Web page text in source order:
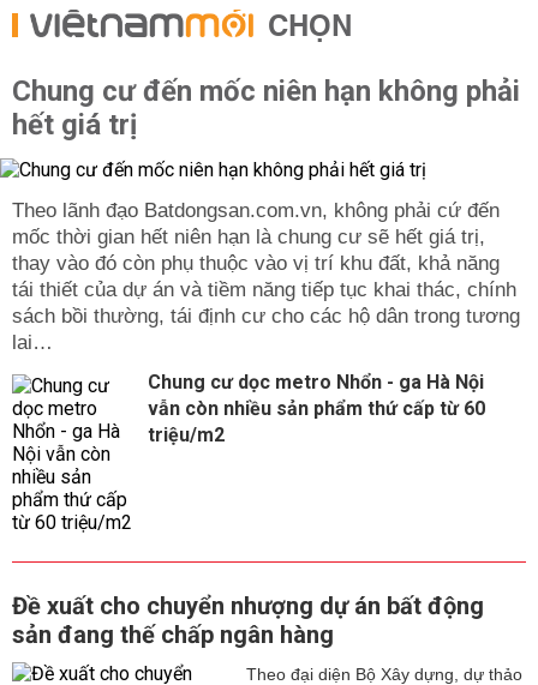
CHỌN
Chung cư đến mốc niên hạn không phải
hết giá trị
Theo lãnh đạo Batdongsan.com.vn, không phải cứ đến
mốc thời gian hết niên hạn là chung cư sẽ hết giá trị,
thay vào đó còn phụ thuộc vào vị trí khu đất, khả năng
tái thiết của dự án và tiềm năng tiếp tục khai thác, chính
sách bồi thường, tái định cư cho các hộ dân trong tương
lai…
Chung cư dọc metro Nhổn - ga Hà Nội
vẫn còn nhiều sản phẩm thứ cấp từ 60
triệu/m2
Đề xuất cho chuyển nhượng dự án bất động
sản đang thế chấp ngân hàng
Theo đại diện Bộ Xây dựng, dự thảo